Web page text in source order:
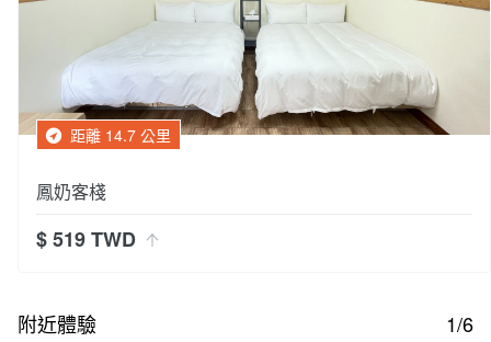
距離 14.7 公里
鳳奶客棧
$ 519 TWD
附近體驗 1/6